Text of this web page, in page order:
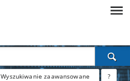
Wyszukiwanie zaawansowane ?